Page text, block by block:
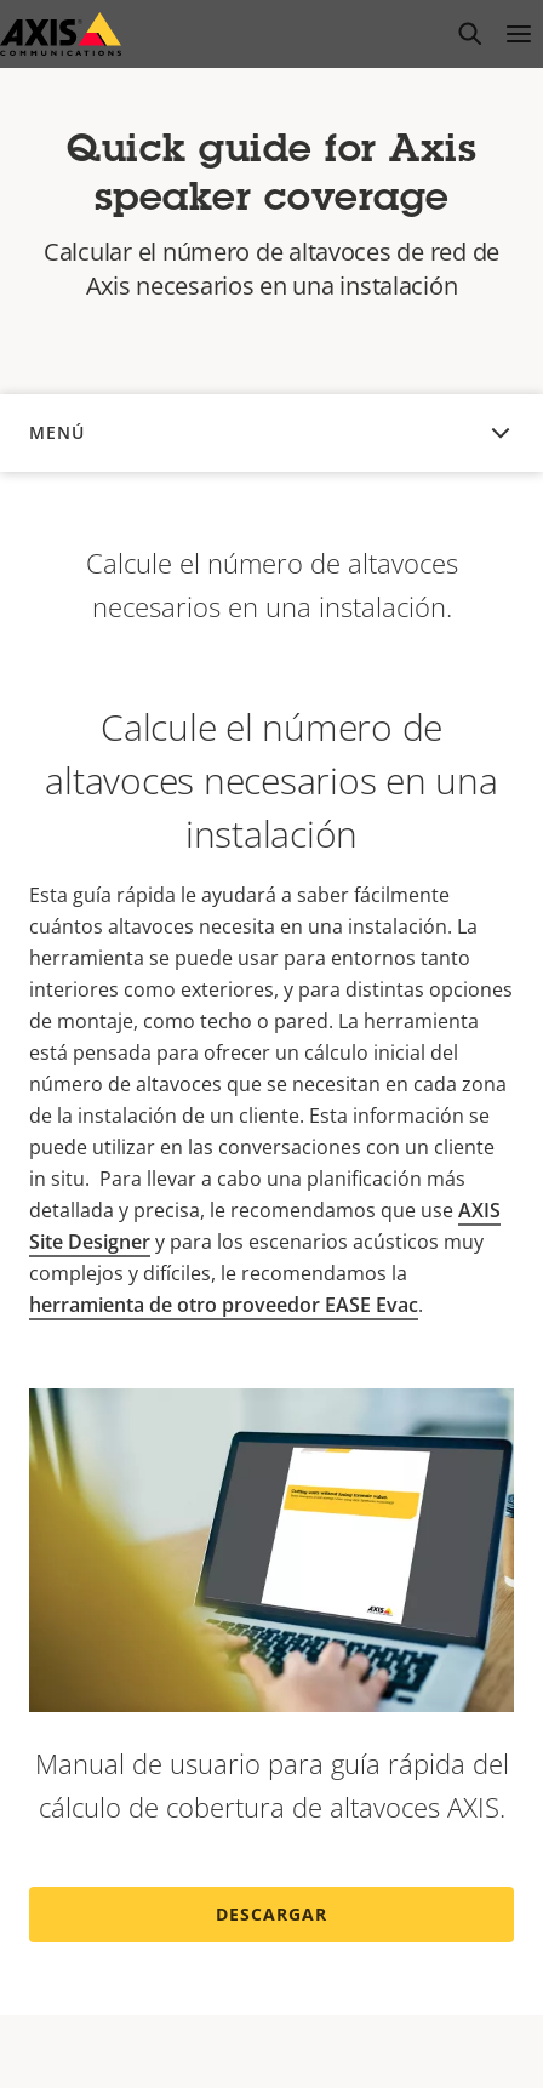
Saltar
al
open
Quick guide for Axis
speaker coverage
Calcular el número de altavoces de red de
Axis necesarios en una instalación
MENÚ
DESCRIPCIÓN
Calcule el número de altavoces
necesarios en una instalación.
Calcule el número de
altavoces necesarios en una
instalación
Esta guía rápida le ayudará a saber fácilmente
cuántos altavoces necesita en una instalación. La
herramienta se puede usar para entornos tanto
interiores como exteriores, y para distintas opciones
de montaje, como techo o pared. La herramienta
está pensada para ofrecer un cálculo inicial del
número de altavoces que se necesitan en cada zona
de la instalación de un cliente. Esta información se
puede utilizar en las conversaciones con un cliente
in situ. Para llevar a cabo una planificación más
detallada y precisa, le recomendamos que useAXIS
Site Designery para los escenarios acústicos muy
complejos y difíciles, le recomendamos la
herramienta de otro proveedor EASE Evac.
Manual de usuario para guía rápida del
cálculo de cobertura de altavoces AXIS.
DESCARGAR